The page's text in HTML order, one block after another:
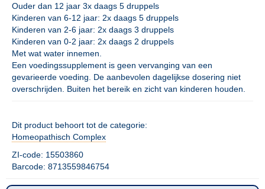
Ouder dan 12 jaar 3x daags 5 druppels
Kinderen van 6-12 jaar: 2x daags 5 druppels
Kinderen van 2-6 jaar: 2x daags 3 druppels
Kinderen van 0-2 jaar: 2x daags 2 druppels
Met wat water innemen.
Een voedingssupplement is geen vervanging van een
gevarieerde voeding. De aanbevolen dagelijkse dosering niet
overschrijden. Buiten het bereik en zicht van kinderen houden.
Dit product behoort tot de categorie:
Homeopathisch Complex
ZI-code: 15503860
Barcode: 8713559846754